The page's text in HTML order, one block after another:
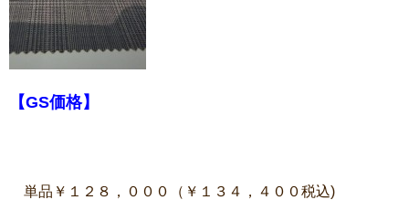
【GS価格】
単品￥１２８，０００（￥１３４，４００税込)